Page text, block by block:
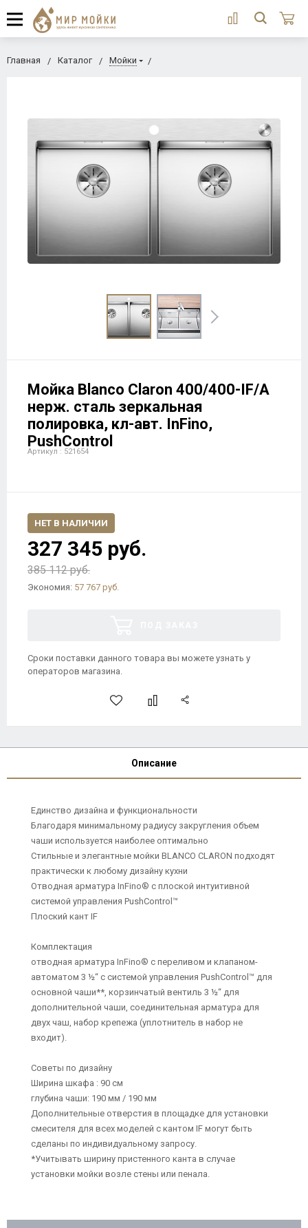
Главная Каталог Мойки
Мойка Blanco Claron 400/400-IF/A
нерж. сталь зеркальная
полировка, кл-авт. InFino,
PushControl
Артикул : 521654
НЕТ В НАЛИЧИИ
327 345 руб.
385 112 руб.
Экономия: 57 767 руб.
Сроки поставки данного товара вы можете узнать у
операторов магазина.
Описание
Единство дизайна и функциональности
Благодаря минимальному радиусу закругления объем
чаши используется наиболее оптимально
Стильные и элегантные мойки BLANCO CLARON подходят
практически к любому дизайну кухни
Отводная арматура InFino® с плоской интуитивной
системой управления PushControl™
Плоский кант IF
Комплектация
отводная арматура InFino® с переливом и клапаном-
автоматом 3 ½“ с системой управления PushControl™ для
основной чаши**, корзинчатый вентиль 3 ½“ для
дополнительной чаши, соединительная арматура для
двух чаш, набор крепежа (уплотнитель в набор не
входит).
Советы по дизайну
Ширина шкафа : 90 см
глубина чаши: 190 мм / 190 мм
Дополнительные отверстия в площадке для установки
смесителя для всех моделей с кантом IF могут быть
сделаны по индивидуальному запросу.
*Учитывать ширину пристенного канта в случае
установки мойки возле стены или пенала.